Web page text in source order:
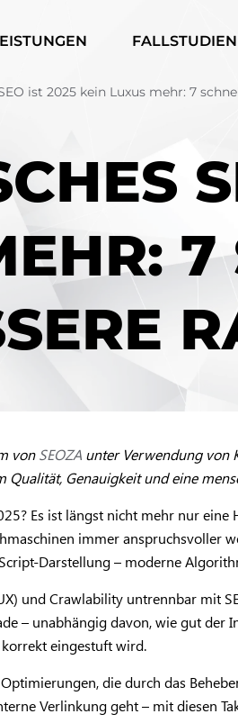
FALLSTUDIEN
ist 2025 kein Luxus mehr: 7
vonSEOZA unter Verwendung von
Genauigkeit und eine
Es ist längst nicht mehr nur
immer anspruchsvoller
Darstellung – moderne
und Crawlability untrennbar mit
– unabhängig davon, wie gut der
eingestuft wird.
die durch das
Verlinkung geht – mit diesen